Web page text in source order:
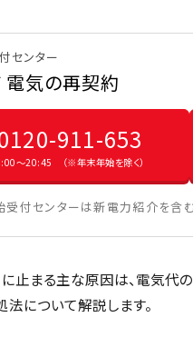
センター
電気の再契約
911-653
〜20:45 （※年末年始を除く）
受付センターは新電力紹介を含
止まる主な原因は、電気代
について解説します。